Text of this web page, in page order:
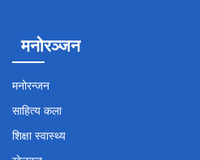
मनोरञ्जन
मनोरन्जन
साहित्य कला
शिक्षा स्वास्थ्य